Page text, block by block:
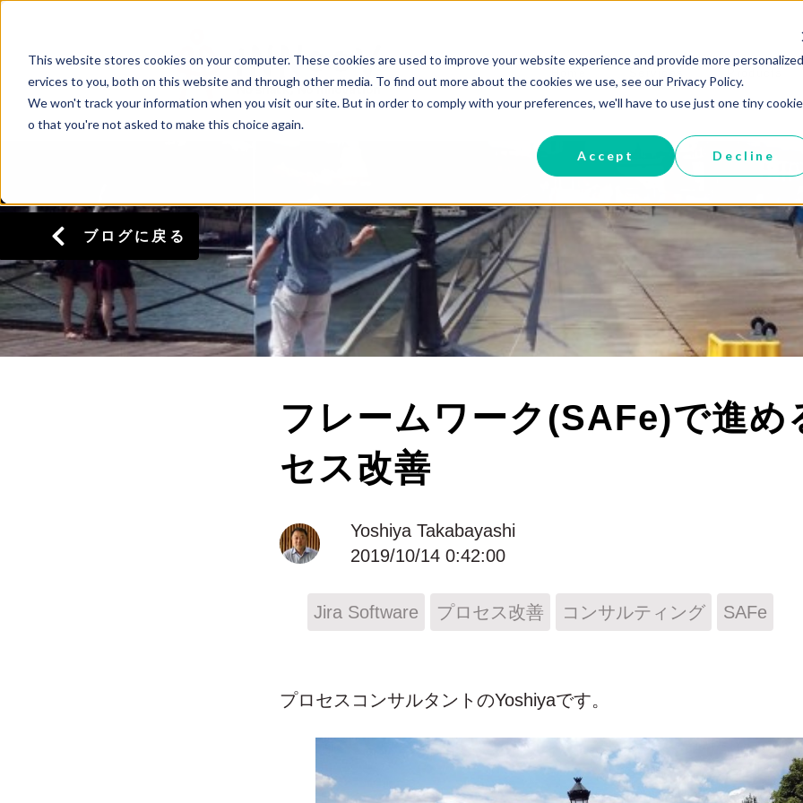
This website stores cookies on your computer. These cookies are used to improve your website experience and provide more
ervices to you, both on this website and through other media. To find out more about the cookies we use, see our Privacy Policy.
We won't track your information when you visit our site. But in order to comply with your preferences, we'll have to use just one tiny
o that you're not asked to make this choice again.
Accept Decline
ブログに戻る
フレームワーク(SAFe)で進め
セス改善
Yoshiya Takabayashi
2019/10/14 0:42:00
Jira Software プロセス改善 コンサルティング SAFe
プロセスコンサルタントのYoshiyaです。